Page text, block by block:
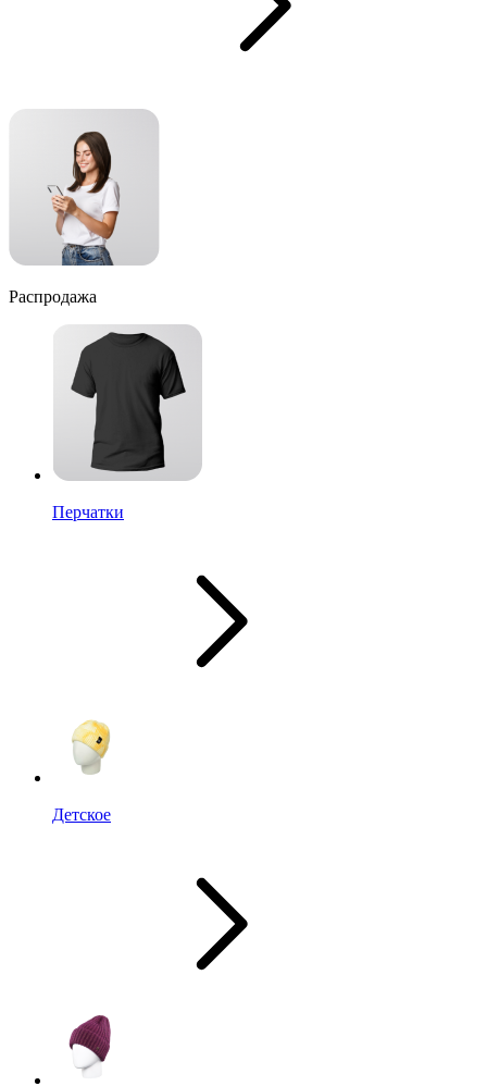
Распродажа
Перчатки
Детское